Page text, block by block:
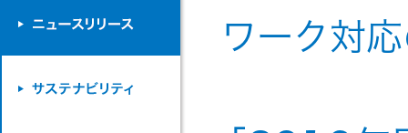
ワーク対